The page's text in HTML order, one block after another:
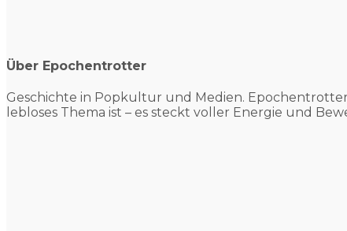
Über Epochentrotter
Geschichte in Popkultur und Medien.
lebloses Thema ist – es steckt voller Energie und